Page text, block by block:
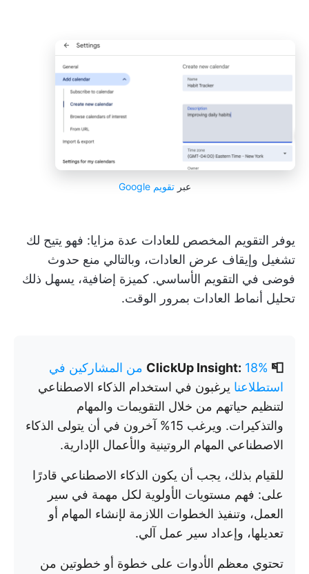
عبرتقويم Google
يوفر التقويم المخصص للعادات عدة مزايا: فهو يتيح لك
تشغيل وإيقاف عرض العادات، وبالتالي منع حدوث
فوضى في التقويم الأساسي. كميزة إضافية، يسهل ذلك
تحليل أنماط العادات بمرور الوقت.
📮 ClickUp Insight:
18% من المشاركين في
استطلاعنا يرغبون في استخدام الذكاء الاصطناعي
لتنظيم حياتهم من خلال التقويمات والمهام
والتذكيرات. ويرغب 15% آخرون في أن يتولى الذكاء
الاصطناعي المهام الروتينية والأعمال الإدارية.
للقيام بذلك، يجب أن يكون الذكاء الاصطناعي قادرًا
على: فهم مستويات الأولوية لكل مهمة في سير
العمل، وتنفيذ الخطوات اللازمة لإنشاء المهام أو
تعديلها، وإعداد سير عمل آلي.
تحتوي معظم الأدوات على خطوة أو خطوتين من